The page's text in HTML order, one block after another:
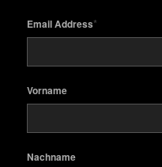
Email Address*
Vorname
Nachname